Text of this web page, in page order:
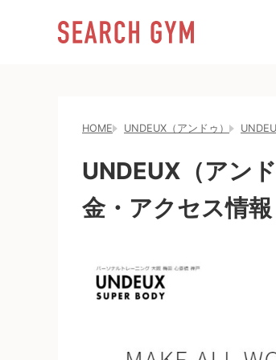
HOME UNDEUX（アンドゥ）
UNDEUX（アン
金・アクセス情報